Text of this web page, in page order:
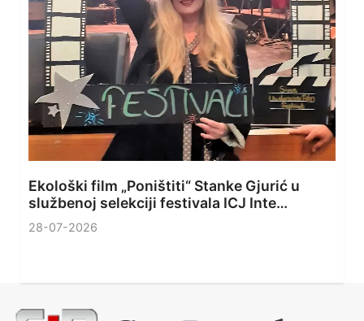
Ekološki film „Poništiti“ Stanke Gjurić u
službenoj selekciji festivala ICJ Inte…
28-07-2026